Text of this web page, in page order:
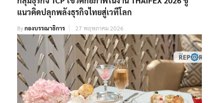
แนวคิดปลุกพลังธุรกิจไทยสู่เวทีโลก
Byกองบรรณาธิการ 27 พฤษภาคม 2026